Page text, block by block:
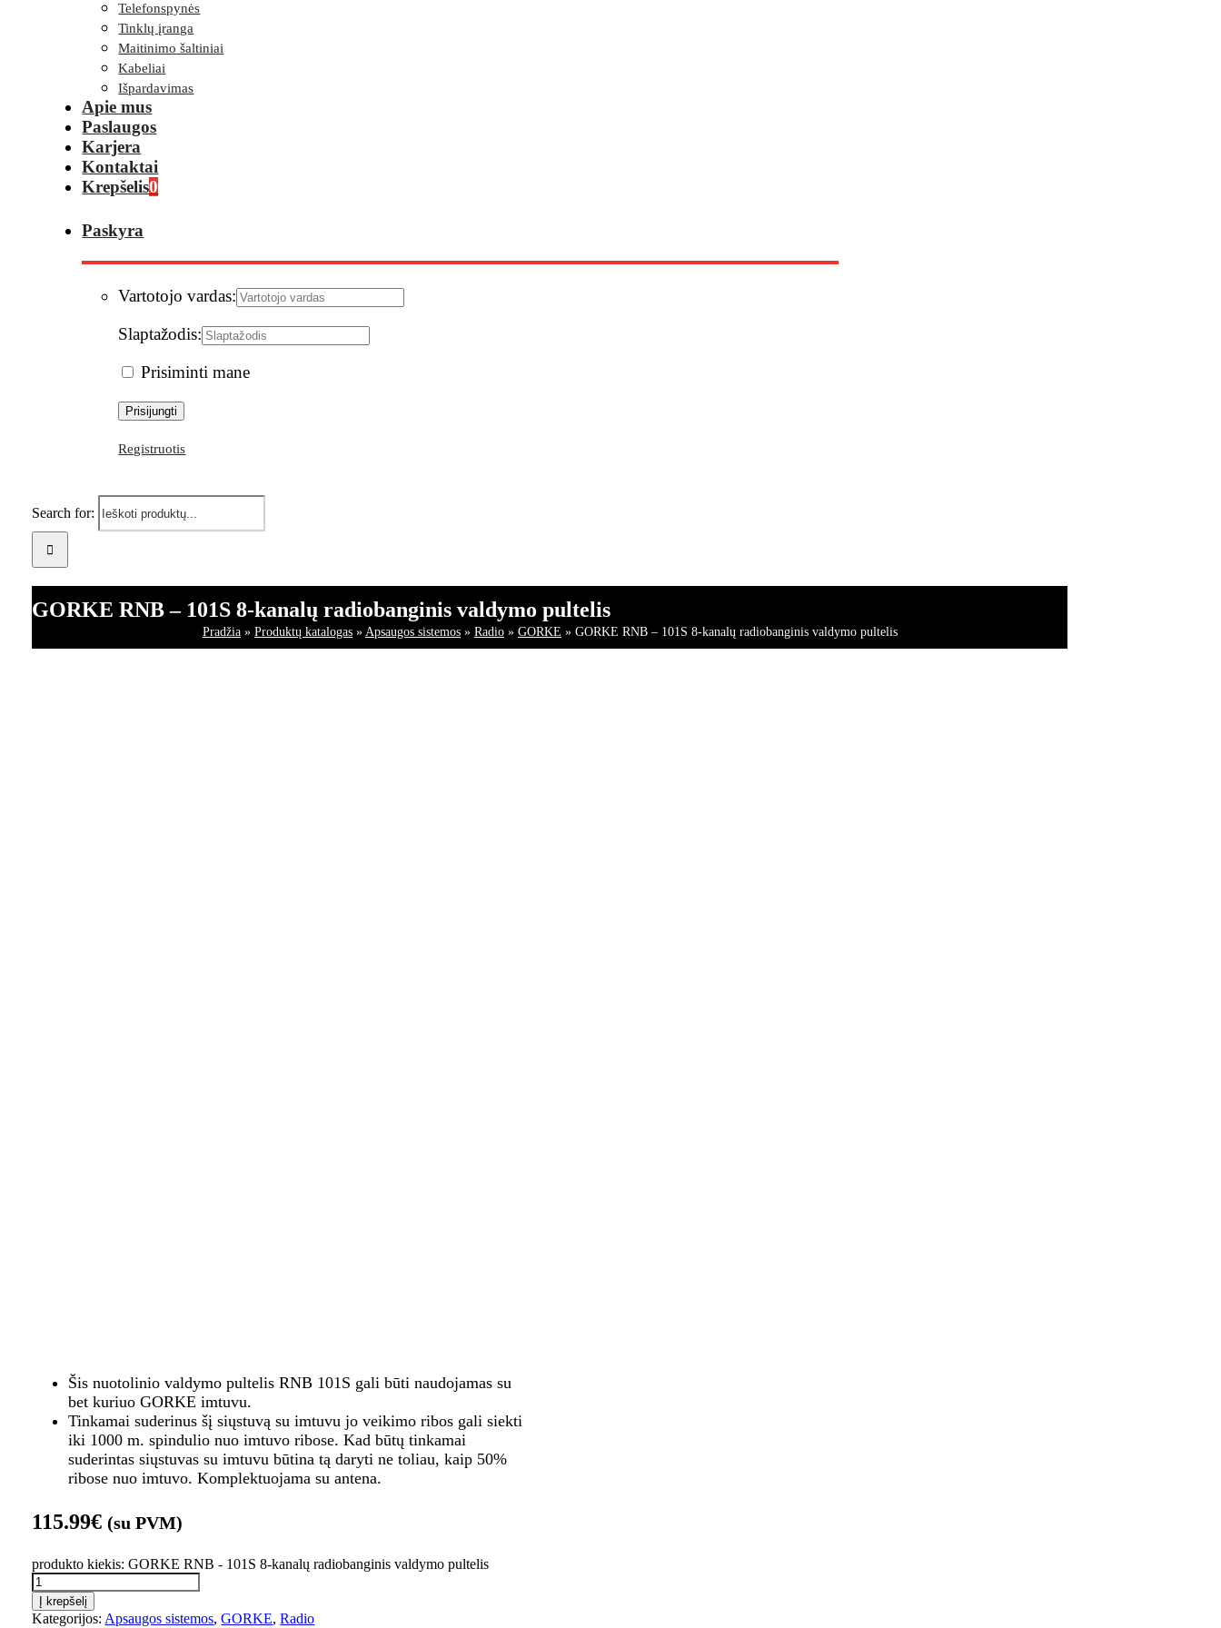
Telefonspynės
Tinklų įranga
Maitinimo šaltiniai
Kabeliai
Išpardavimas
Apie mus
Paslaugos
Karjera
Kontaktai
Krepšelis0
Paskyra
Vartotojo vardas:
Slaptažodis:
Prisiminti mane
Registruotis
Search for:
GORKE RNB – 101S 8-kanalų radiobanginis valdymo pultelis
Pradžia» Produktų katalogas» Apsaugos sistemos» Radio» GORKE » GORKE RNB – 101S 8-kanalų radiobanginis valdymo pultelis
Šis nuotolinio valdymo pultelis RNB 101S gali būti naudojamas su
bet kuriuo GORKE imtuvu.
Tinkamai suderinus šį siųstuvą su imtuvu jo veikimo ribos gali siekti
iki 1000 m. spindulio nuo imtuvo ribose. Kad būtų tinkamai
suderintas siųstuvas su imtuvu būtina tą daryti ne toliau, kaip 50%
ribose nuo imtuvo. Komplektuojama su antena.
115.99€ (su PVM)
produkto kiekis: GORKE RNB - 101S 8-kanalų radiobanginis valdymo pultelis
Į krepšelį
Kategorijos: Apsaugos sistemos,GORKE,Radio